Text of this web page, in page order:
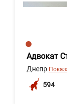
Адвокат
Днепр
594